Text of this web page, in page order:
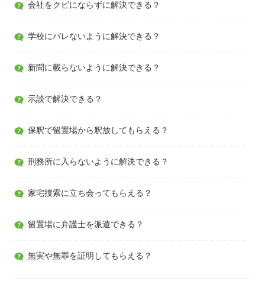
会社をクビにならずに解決できる？
学校にバレないように解決できる？
新聞に載らないように解決できる？
示談で解決できる？
保釈で留置場から釈放してもらえる？
刑務所に入らないように解決できる？
家宅捜索に立ち会ってもらえる？
留置場に弁護士を派遣できる？
無実や無罪を証明してもらえる？